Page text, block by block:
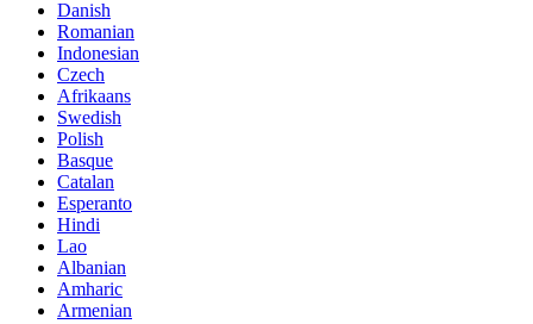
Danish
Romanian
Indonesian
Czech
Afrikaans
Swedish
Polish
Basque
Catalan
Esperanto
Hindi
Lao
Albanian
Amharic
Armenian